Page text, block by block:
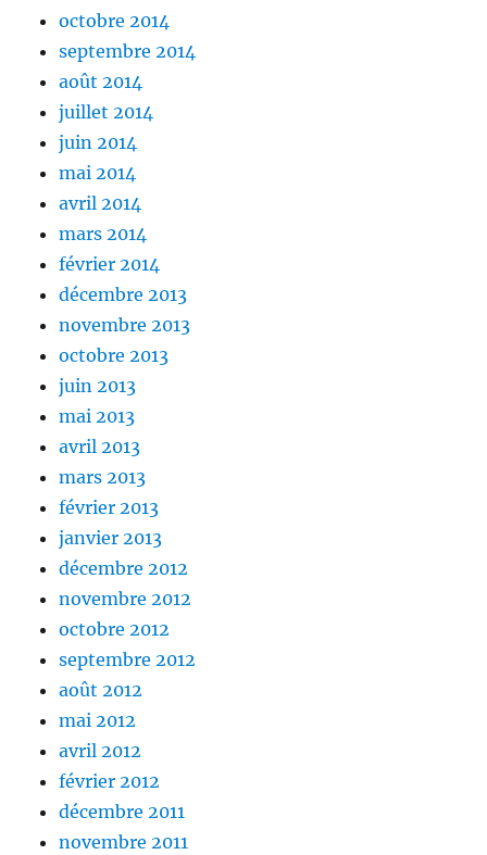
octobre 2014
septembre 2014
août 2014
juillet 2014
juin 2014
mai 2014
avril 2014
mars 2014
février 2014
décembre 2013
novembre 2013
octobre 2013
juin 2013
mai 2013
avril 2013
mars 2013
février 2013
janvier 2013
décembre 2012
novembre 2012
octobre 2012
septembre 2012
août 2012
mai 2012
avril 2012
février 2012
décembre 2011
novembre 2011